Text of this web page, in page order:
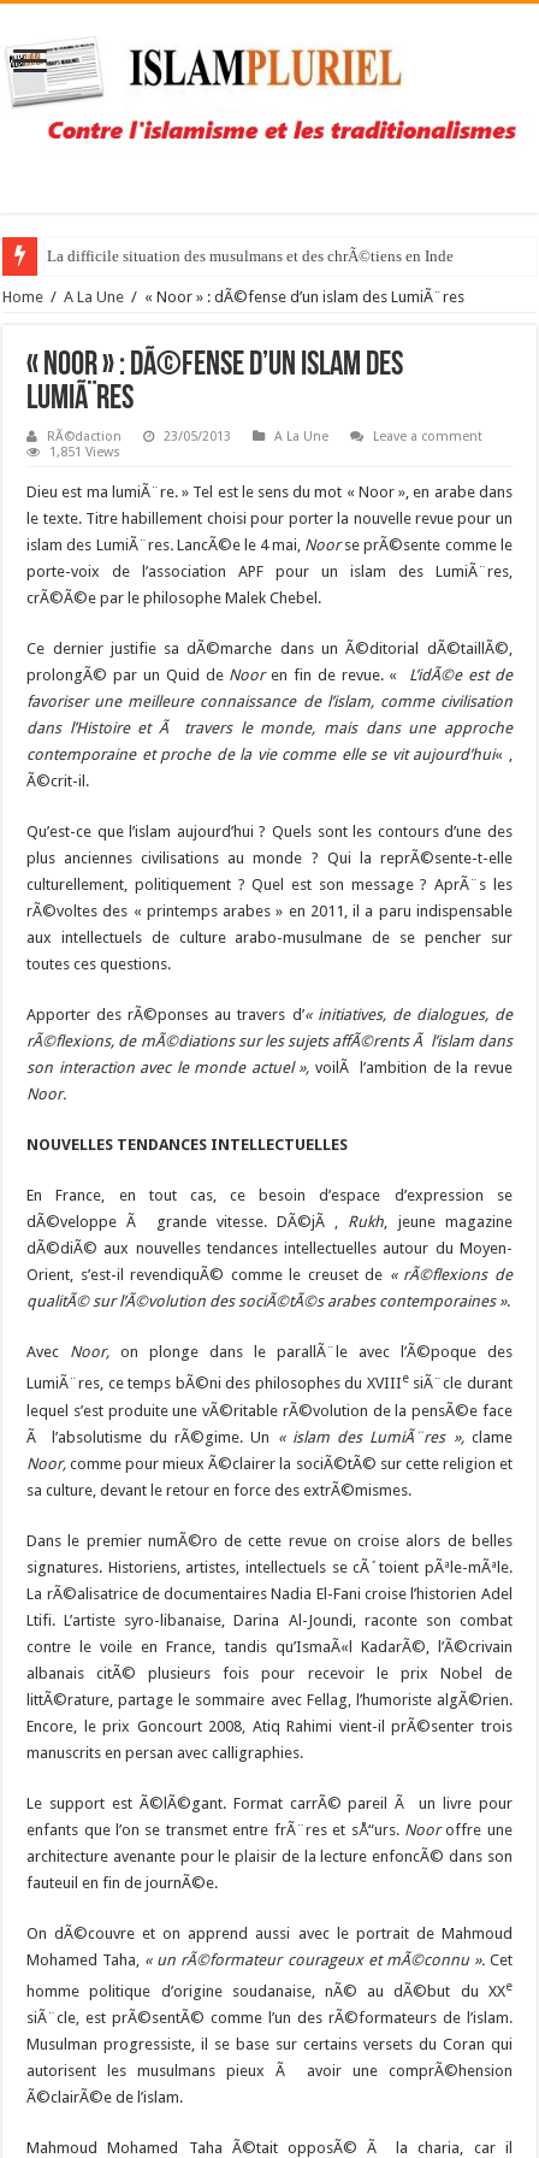
La difficile situation des musulmans et des chrÃ©tiens en Inde
Home / A La Une / « Noor » : dÃ©fense d’un islam des LumiÃ¨res
« Noor » : dÃ©fense d’un islam des
LumiÃ¨res
RÃ©daction 23/05/2013 A La Une
Leave a comment
1,851 Views
Dieu est ma lumiÃ¨re. » Tel est le sens du mot « Noor », en arabe dans
le texte. Titre habillement choisi pour porter la nouvelle revue pour un
islam des LumiÃ¨res.LancÃ©e le 4 mai, Noorse prÃ©sente comme le
porte-voix de l’association APF pour un islam des LumiÃ¨res,
crÃ©Ã©e par le philosophe Malek Chebel.
Ce dernier justifie sa dÃ©marche dans un Ã©ditorial dÃ©taillÃ©,
prolongÃ© par un Quid de Nooren fin de revue. «
L’idÃ©e est de
favoriser une meilleure connaissance de l’islam, comme civilisation
dans l’Histoire et Ã travers le monde, mais dans une approche
contemporaine et proche de la vie comme elle se vit aujourd’hui« ,
Ã©crit-il.
Qu’est-ce que l’islam aujourd’hui ? Quels sont les contours d’une des
plus anciennes civilisations au monde ? Qui la reprÃ©sente-t-elle
culturellement, politiquement ? Quel est son message ? AprÃ¨s les
rÃ©voltes des « printemps arabes » en 2011, il a paru indispensable
aux intellectuels de culture arabo-musulmane de se pencher sur
toutes ces questions.
Apporter des rÃ©ponses au travers d’« initiatives, de dialogues, de
rÃ©flexions, de mÃ©diations sur les sujets affÃ©rents Ã l’islam dans
son interaction avec le monde actuel », voilÃ l’ambition de la revue
Noor.
NOUVELLES TENDANCES INTELLECTUELLES
En France, en tout cas, ce besoin d’espace d’expression se
dÃ©veloppe Ã grande vitesse. DÃ©jÃ , Rukh, jeune magazine
dÃ©diÃ© aux nouvelles tendances intellectuelles autour du Moyen-
Orient, s’est-il revendiquÃ© comme le creuset de « rÃ©flexions de
qualitÃ© sur l’Ã©volution des sociÃ©tÃ©s arabes contemporaines ».
Avec Noor, on plonge dans le parallÃ¨le avec l’Ã©poque des
LumiÃ¨res, ce temps bÃ©ni des philosophes du XVIIIesiÃ¨cle durant
lequel s’est produite une vÃ©ritable rÃ©volution de la pensÃ©e face
Ã l’absolutisme du rÃ©gime. Un « islam des LumiÃ¨res »,clame
Noor, comme pour mieux Ã©clairer la sociÃ©tÃ© sur cette religion et
sa culture, devant le retour en force des extrÃ©mismes.
Dans le premier numÃ©ro de cette revue on croise alors de belles
signatures. Historiens, artistes, intellectuels se cÃ´toient pÃªle-mÃªle.
La rÃ©alisatrice de documentaires Nadia El-Fani croise l’historien Adel
Ltifi. L’artiste syro-libanaise, Darina Al-Joundi, raconte son combat
contre le voile en France, tandis qu’IsmaÃ«l KadarÃ©, l’Ã©crivain
albanais citÃ© plusieurs fois pour recevoir le prix Nobel de
littÃ©rature, partage le sommaire avec Fellag, l’humoriste algÃ©rien.
Encore, le prix Goncourt 2008, Atiq Rahimi vient-il prÃ©senter trois
manuscrits en persan avec calligraphies.
Le support est Ã©lÃ©gant. Format carrÃ© pareil Ã un livre pour
enfants que l’on se transmet entre frÃ¨res et sÅ“urs. Nooroffre une
architecture avenante pour le plaisir de la lecture enfoncÃ© dans son
fauteuil en fin de journÃ©e.
On dÃ©couvre et on apprend aussi avec le portrait de Mahmoud
Mohamed Taha, « un rÃ©formateur courageux et mÃ©connu ».Cet
homme politique d’origine soudanaise, nÃ© au dÃ©but du XXe
siÃ¨cle, est prÃ©sentÃ© comme l’un des rÃ©formateurs de l’islam.
Musulman progressiste, il se base sur certains versets du Coran qui
autorisent les musulmans pieux Ã avoir une comprÃ©hension
Ã©clairÃ©e de l’islam.
Mahmoud Mohamed Taha Ã©tait opposÃ© Ã la charia, car il